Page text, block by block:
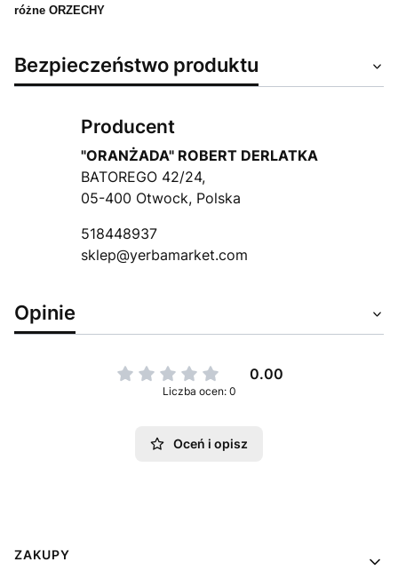
różne ORZECHY
Bezpieczeństwo produktu
Producent
"ORANŻADA" ROBERT DERLATKA
BATOREGO 42/24,
05-400 Otwock, Polska
518448937
sklep@yerbamarket.com
Opinie
0.00
Liczba ocen: 0
Oceń i opisz
Linki w stopce
ZAKUPY